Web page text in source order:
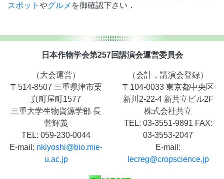
スポット やグルメ を御確認下さい．
日本作物学会第257回講演会運営委員会
（大会運営）
〒514-8507 三重県津市栗
真町屋町1577
三重大学生物資源学部 長
菅輝義
TEL: 059-230-0044
E-mail: nkiyoshi@bio.mie-
u.ac.jp
（会計，講演会登録）
〒104-0033 東京都中央区
新川2-22-4 新共立ビル2F
株式会社共立
TEL: 03-3551-9891 FAX:
03-3553-2047
E-mail:
lecreg@cropscience.jp